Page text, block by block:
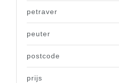
petraver
peuter
postcode
prijs